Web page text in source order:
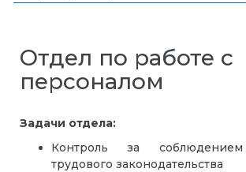
Отдел по работе с
персоналом
Задачи отдела:
Контроль за
трудового законодательства